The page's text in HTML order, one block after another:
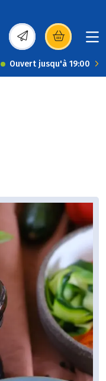
(s’ouvre dans une
Ouvert jusqu'à 19:00